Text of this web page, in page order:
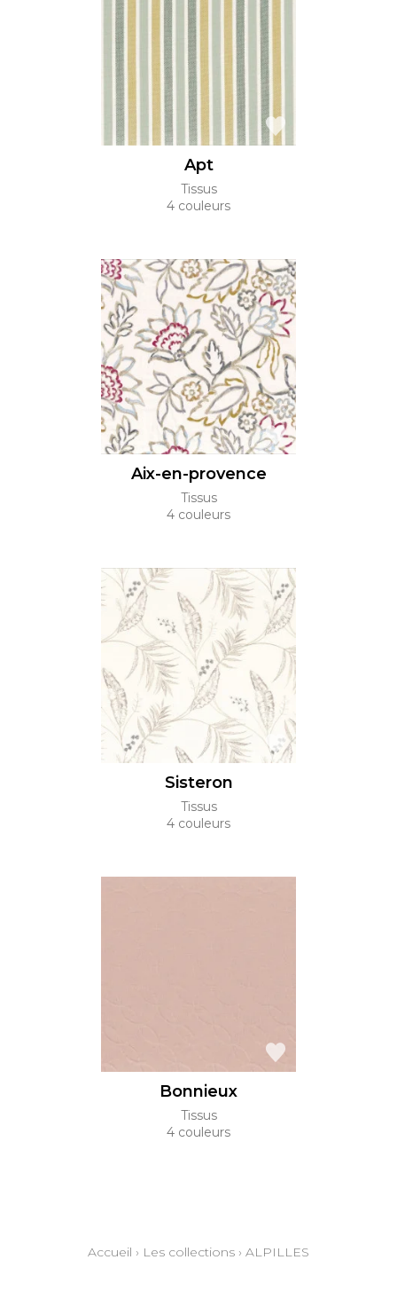
Apt
Tissus
4 couleurs
Aix-en-provence
Tissus
4 couleurs
Sisteron
Tissus
4 couleurs
Bonnieux
Tissus
4 couleurs
Accueil › Les collections › ALPILLES